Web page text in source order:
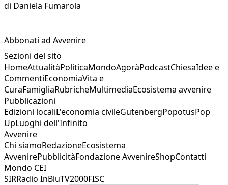
di Daniela Fumarola
Abbonati ad Avvenire
Sezioni del sito
HomeAttualitàPoliticaMondoAgoràPodcastChiesaIdee e
CommentiEconomiaVita e
CuraFamigliaRubricheMultimediaEcosistema avvenire
Pubblicazioni
Edizioni localiL'economia civileGutenbergPopotusPop
UpLuoghi dell'Infinito
Avvenire
Chi siamoRedazioneEcosistema
AvvenirePubblicitàFondazione AvvenireShopContatti
Mondo CEI
SIRRadio InBluTV2000FISC